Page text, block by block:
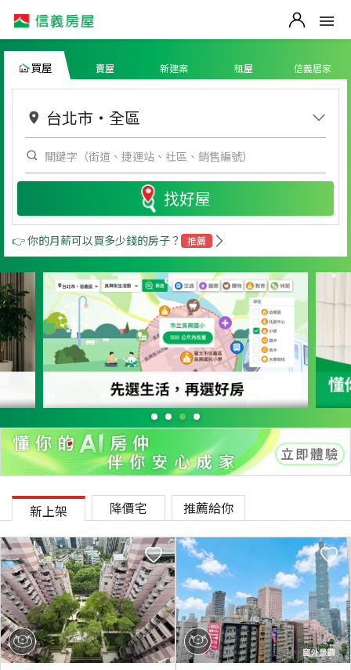
買屋 賣屋 新建案 租屋 信義居家
台北市 ・ 全區
找好屋
👉 你的月薪可以買多少錢的房子？ 推薦
新上架 降價宅 推薦給你